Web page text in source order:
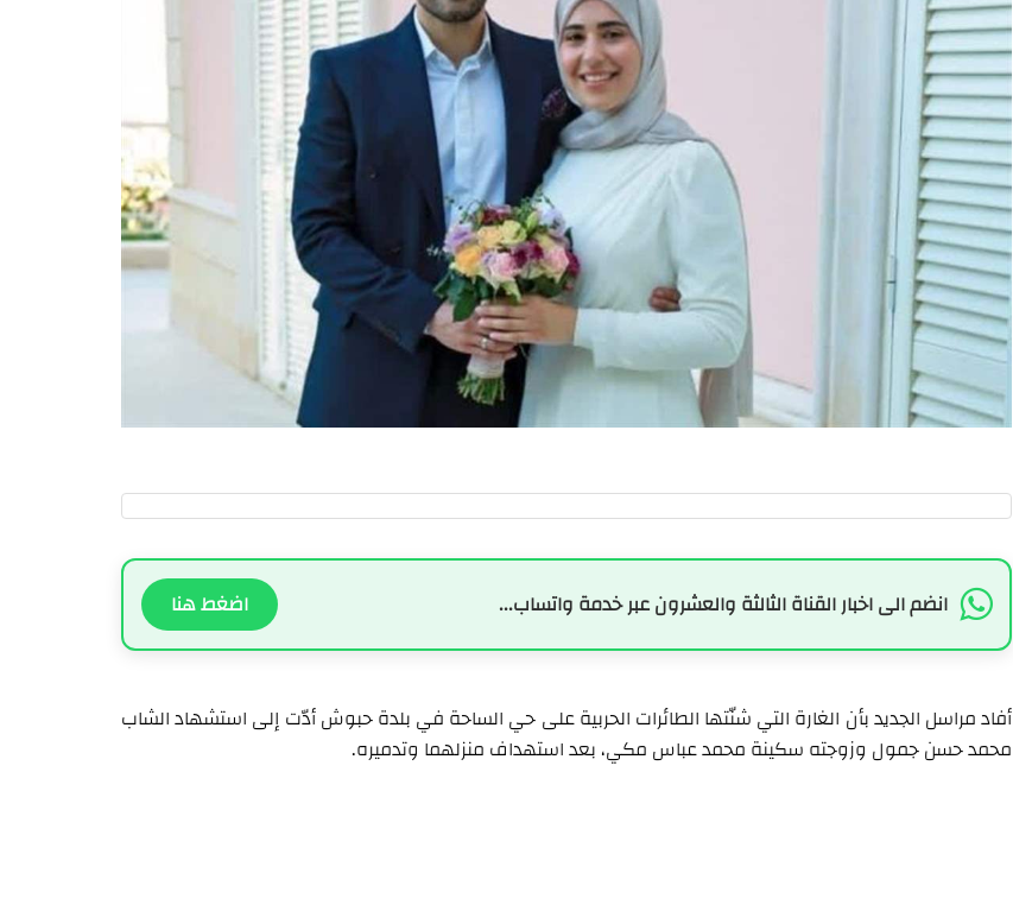
انضم الى اخبار القناة الثالثة والعشرون عبر خدمة واتساب... اضغط هنا
أفاد مراسل الجديد بأن الغارة التي شنّتها الطائرات الحربية على حي الساحة في بلدة حبوش أدّت إلى استشهاد الشاب
محمد حسن جمول وزوجته سكينة محمد عباس مكي، بعد استهداف منزلهما وتدميره.